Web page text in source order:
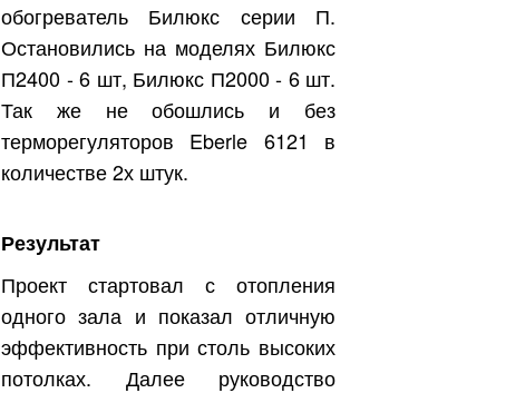
обогреватель Билюкс серии П.
Остановились на моделях Билюкс
П2400 - 6 шт, Билюкс П2000 - 6 шт.
Так же не обошлись и без
терморегуляторов Eberle 6121 в
количестве 2х штук.
Результат
Проект стартовал с отопления
одного зала и показал отличную
эффективность при столь высоких
потолках. Далее руководство